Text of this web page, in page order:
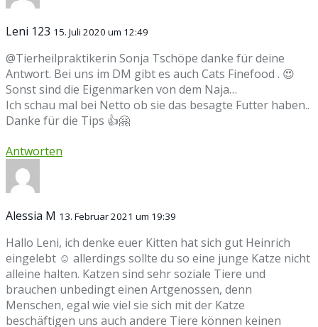
Leni 123 15. Juli 2020 um 12:49
@Tierheilpraktikerin Sonja Tschöpe danke für deine
Antwort. Bei uns im DM gibt es auch Cats Finefood . 😍
Sonst sind die Eigenmarken von dem Naja…
Ich schau mal bei Netto ob sie das besagte Futter haben..
Danke für die Tips 👍🤗
Antworten
Alessia M 13. Februar 2021 um 19:39
Hallo Leni, ich denke euer Kitten hat sich gut Heinrich
eingelebt ☺️ allerdings sollte du so eine junge Katze nicht
alleine halten. Katzen sind sehr soziale Tiere und
brauchen unbedingt einen Artgenossen, denn
Menschen, egal wie viel sie sich mit der Katze
beschäftigen uns auch andere Tiere können keinen